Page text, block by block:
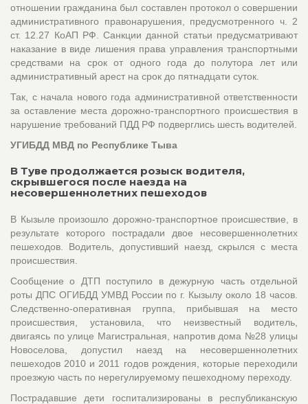
отношении гражданина был составлен протокол о совершении
административного правонарушения, предусмотренного ч. 2
ст. 12.27 КоАП РФ. Санкции данной статьи предусматривают
наказание в виде лишения права управления транспортными
средствами на срок от одного года до полутора лет или
административный арест на срок до пятнадцати суток.
Так, с начала нового года административной ответственности
за оставление места дорожно-транспортного происшествия в
нарушение требований ПДД РФ подверглись шесть водителей.
УГИБДД МВД по Республике Тыва
В Туве продолжается розыск водителя,
скрывшегося после наезда на
несовершеннолетних пешеходов
В Кызыле произошло дорожно-транспортное происшествие, в
результате которого пострадали двое несовершеннолетних
пешеходов. Водитель, допустивший наезд, скрылся с места
происшествия.
Сообщение о ДТП поступило в дежурную часть отдельной
роты ДПС ОГИБДД УМВД России по г. Кызылу около 18 часов.
Следственно-оперативная группа, прибывшая на место
происшествия, установила, что неизвестный водитель,
двигаясь по улице Магистральная, напротив дома №28 улицы
Новоселова, допустил наезд на несовершеннолетних
пешеходов 2010 и 2011 годов рождения, которые переходили
проезжую часть по нерегулируемому пешеходному переходу.
Пострадавшие дети госпитализированы в республиканскую